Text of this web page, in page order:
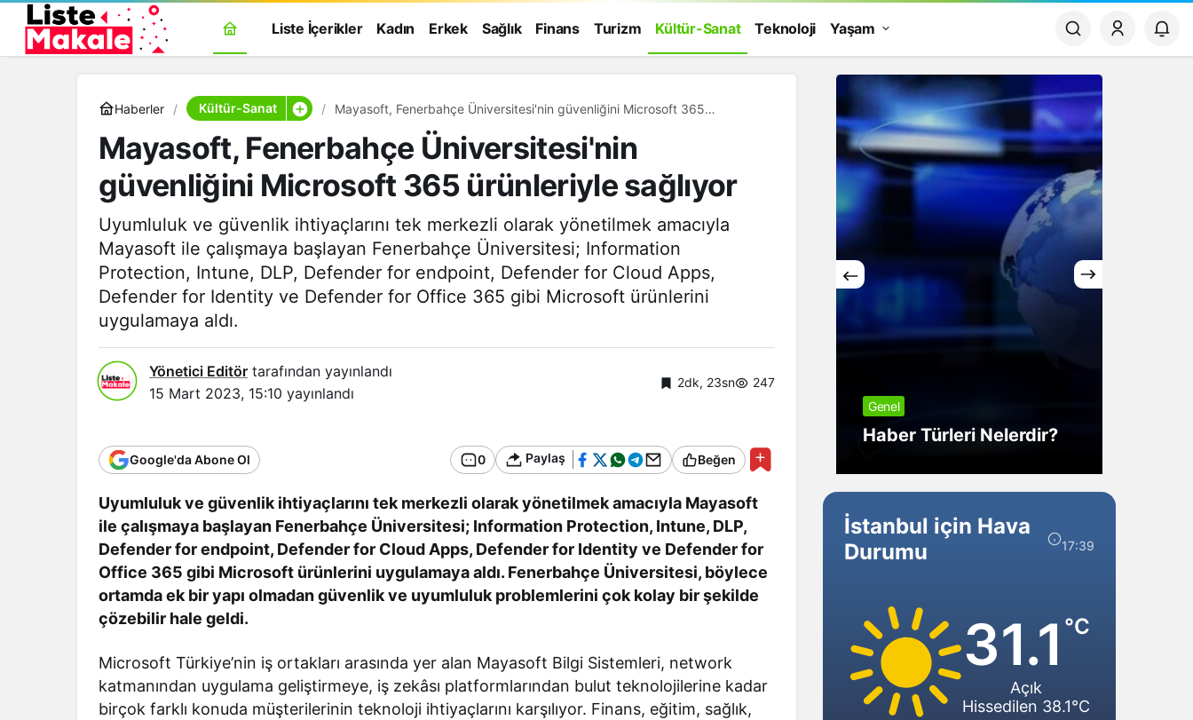
Liste İçerikler Kadın Erkek Sağlık Finans Turizm Kültür-Sanat Teknoloji Yaşam
Haberler Kültür-Sanat
Mayasoft, Fenerbahçe Üniversitesi'nin güvenliğini Microsoft 365
Mayasoft, Fenerbahçe Üniversitesi'nin
güvenliğini Microsoft 365 ürünleriyle sağlıyor
Uyumluluk ve güvenlik ihtiyaçlarını tek merkezli olarak yönetilmek amacıyla
Mayasoft ile çalışmaya başlayan Fenerbahçe Üniversitesi; Information
Protection, Intune, DLP, Defender for endpoint, Defender for Cloud Apps,
Defender for Identity ve Defender for Office 365 gibi Microsoft ürünlerini
uygulamaya aldı.
Yönetici Editör tarafından yayınlandı
15 Mart 2023, 15:10 yayınlandı
2dk, 23sn 247
Google'da Abone Ol 0 Paylaş Beğen
Uyumluluk ve güvenlik ihtiyaçlarını tek merkezli olarak yönetilmek amacıyla Mayasoft
ile çalışmaya başlayan Fenerbahçe Üniversitesi; Information Protection, Intune, DLP,
Defender for endpoint, Defender for Cloud Apps, Defender for Identity ve Defender for
Office 365 gibi Microsoft ürünlerini uygulamaya aldı. Fenerbahçe Üniversitesi, böylece
ortamda ek bir yapı olmadan güvenlik ve uyumluluk problemlerini çok kolay bir şekilde
çözebilir hale geldi.
Microsoft Türkiye’nin iş ortakları arasında yer alan Mayasoft Bilgi Sistemleri, network
katmanından uygulama geliştirmeye, iş zekâsı platformlarından bulut teknolojilerine kadar
birçok farklı konuda müşterilerinin teknoloji ihtiyaçlarını karşılıyor. Finans, eğitim, sağlık,
Genel
Haber Türleri Nelerdir?
İstanbul için Hava
Durumu
17:39
31.1 °C
Açık
Hissedilen 38.1°C